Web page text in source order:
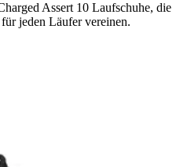
Assert 10 Laufschuhe, die
jeden Läufer vereinen.